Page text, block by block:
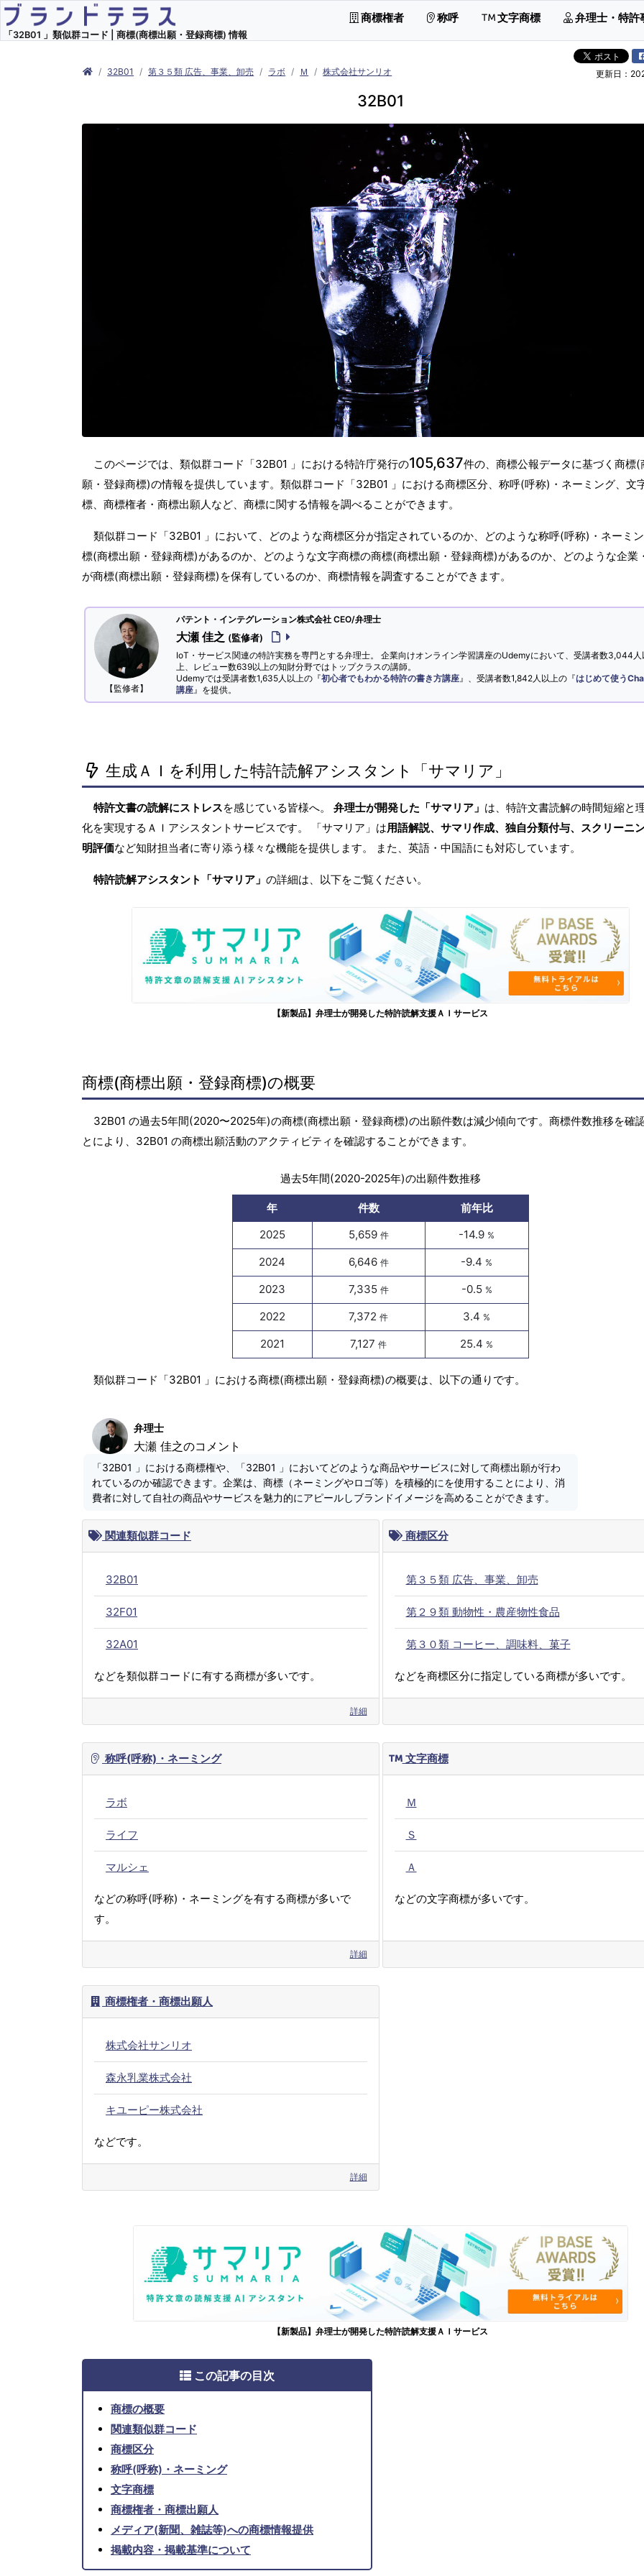
「32B01 」類似群コード | 商標(商標出願・登録商標) 情報
商標権者 称呼 文字商標 弁理士・特許
32B01 第３５類 広告、事業、卸売 ラボ Ｍ 株式会社サンリオ 更新日：
32B01
このページでは、類似群コード「32B01 」における特許庁発行の105,637件の、商標公報データに基づく商標(
願・登録商標)の情報を提供しています。類似群コード「32B01 」における商標区分、称呼(呼称)・ネーミング、文
標、商標権者・商標出願人など、商標に関する情報を調べることができます。
類似群コード「32B01 」において、どのような商標区分が指定されているのか、どのような称呼(呼称)・ネーミ
標(商標出願・登録商標)があるのか、どのような文字商標の商標(商標出願・登録商標)があるのか、どのような企業
が商標(商標出願・登録商標)を保有しているのか、商標情報を調査することができます。
【監修者】
パテント・インテグレーション株式会社 CEO/弁理士
大瀬 佳之 (監修者)
IoT・サービス関連の特許実務を専門とする弁理士。 企業向けオンライン学習講座のUdemyにおいて、受講者数3,044人
上、レビュー数639以上の知財分野ではトップクラスの講師。
Udemyでは受講者数1,635人以上の『初心者でもわかる特許の書き方講座 』、受講者数1,842人以上の『はじめて使う
講座 』を提供。
生成ＡＩを利用した特許読解アシスタント「サマリア」
特許文書の読解にストレスを感じている皆様へ。 弁理士が開発した「サマリア」 は、特許文書読解の時間短縮と
化を実現するＡＩアシスタントサービスです。 「サマリア」は用語解説、サマリ作成、独自分類付与、スクリーニ
明評価など知財担当者に寄り添う様々な機能を提供します。 また、英語・中国語にも対応しています。
特許読解アシスタント「サマリア」 の詳細は、以下をご覧ください。
【新製品】弁理士が開発した特許読解支援ＡＩサービス
商標(商標出願・登録商標)の概要
32B01 の過去5年間(2020〜2025年)の商標(商標出願・登録商標)の出願件数は減少傾向です。商標件数推移を確
とにより、32B01 の商標出願活動のアクティビティを確認することができます。
過去5年間(2020-2025年)の出願件数推移
年 件数
前年比
2025
5,659 件 -14.9 %
2024 6,646 件 -9.4 %
2023 7,335 件 -0.5 %
2022 7,372件 3.4 %
2021 7,127件 25.4 %
類似群コード「32B01 」における商標(商標出願・登録商標)の概要は、以下の通りです。
弁理士
大瀬 佳之のコメント
「32B01 」における商標権や、「32B01 」においてどのような商品やサービスに対して商標出願が行わ
れているのか確認できます。企業は、商標（ネーミングやロゴ等）を積極的にを使用することにより、消
費者に対して自社の商品やサービスを魅力的にアピールしブランドイメージを高めることができます。
関連類似群コード
32B01
32F01
32A01
などを類似群コードに有する商標が多いです。
詳細
商標区分
第３５類 広告、事業、卸売
第２９類 動物性・農産物性食品
第３０類 コーヒー、調味料、菓子
などを商標区分に指定している商標が多いです。
称呼(呼称)・ネーミング
ラボ
ライフ
マルシェ
などの称呼(呼称)・ネーミングを有する商標が多いで
す。
詳細
文字商標
Ｍ
Ｓ
Ａ
などの文字商標が多いです。
商標権者・商標出願人
株式会社サンリオ
森永乳業株式会社
キユーピー株式会社
などです。
詳細
【新製品】弁理士が開発した特許読解支援ＡＩサービス
この記事の目次
商標の概要
関連類似群コード
商標区分
称呼(呼称)・ネーミング
文字商標
商標権者・商標出願人
メディア(新聞、雑誌等)への商標情報提供
掲載内容・掲載基準について